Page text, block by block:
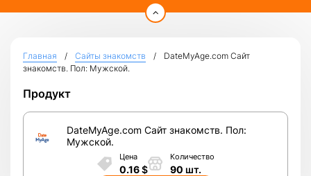
Главная Сайты знакомств
DateMyAge.com Сайт
знакомств. Пол: Мужской.
Продукт
DateMyAge.com Сайт знакомств. Пол:
Мужской.
Цена
0.16 $
Количество
90 шт.